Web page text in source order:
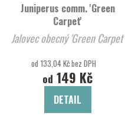
Juniperus comm. 'Green
Carpet'
Jalovec obecný 'Green Carpet'
od 133,04 Kč bez DPH
od 149 Kč
DETAIL